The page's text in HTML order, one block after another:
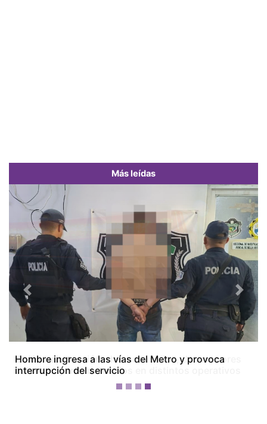
Más leídas
Colón bajo tensión: dos homicidios, dos menores
baleados y tres detenidos en distintos operativos
Previous Next